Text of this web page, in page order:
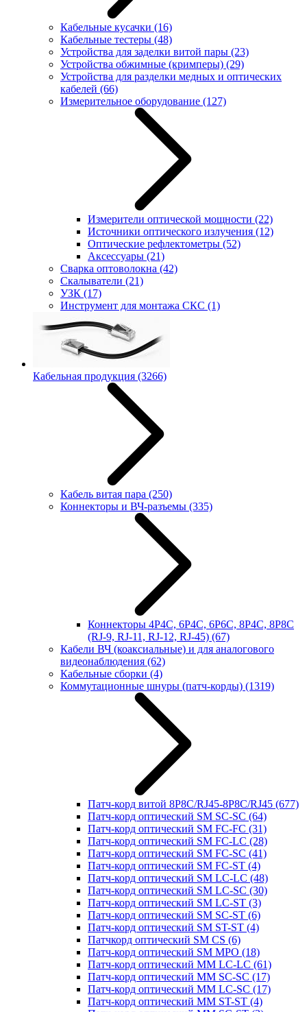
Кабельные кусачки (16)
Кабельные тестеры (48)
Устройства для заделки витой пары (23)
Устройства обжимные (кримперы) (29)
Устройства для разделки медных и оптических
кабелей (66)
Измерительное оборудование (127)
Измерители оптической мощности (22)
Источники оптического излучения (12)
Оптические рефлектометры (52)
Аксессуары (21)
Сварка оптоволокна (42)
Скалыватели (21)
УЗК (17)
Инструмент для монтажа СКС (1)
Кабельная продукция (3266)
Кабель витая пара (250)
Коннекторы и ВЧ-разъемы (335)
Коннекторы 4P4C, 6P4C, 6P6C, 8P4C, 8P8C
(RJ-9, RJ-11, RJ-12, RJ-45) (67)
Кабели ВЧ (коаксиальные) и для аналогового
видеонаблюдения (62)
Кабельные сборки (4)
Коммутационные шнуры (патч-корды) (1319)
Патч-корд витой 8P8C/RJ45-8P8C/RJ45 (677)
Патч-корд оптический SM SC-SC (64)
Патч-корд оптический SM FC-FC (31)
Патч-корд оптический SM FC-LC (28)
Патч-корд оптический SM FC-SC (41)
Патч-корд оптический SM FC-ST (4)
Патч-корд оптический SM LC-LC (48)
Патч-корд оптический SM LC-SC (30)
Патч-корд оптический SM LC-ST (3)
Патч-корд оптический SM SC-ST (6)
Патч-корд оптический SM ST-ST (4)
Патчкорд оптический SM CS (6)
Патч-корд оптический SM MPO (18)
Патч-корд оптический MM LC-LC (61)
Патч-корд оптический MM SC-SC (17)
Патч-корд оптический MM LC-SC (17)
Патч-корд оптический MM ST-ST (4)